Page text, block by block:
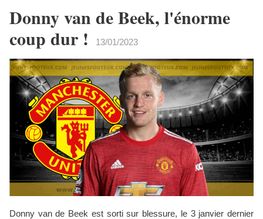
Donny van de Beek, l'énorme
coup dur !
13/01/2023
Donny van de Beek est sorti sur blessure, le 3 janvier dernier